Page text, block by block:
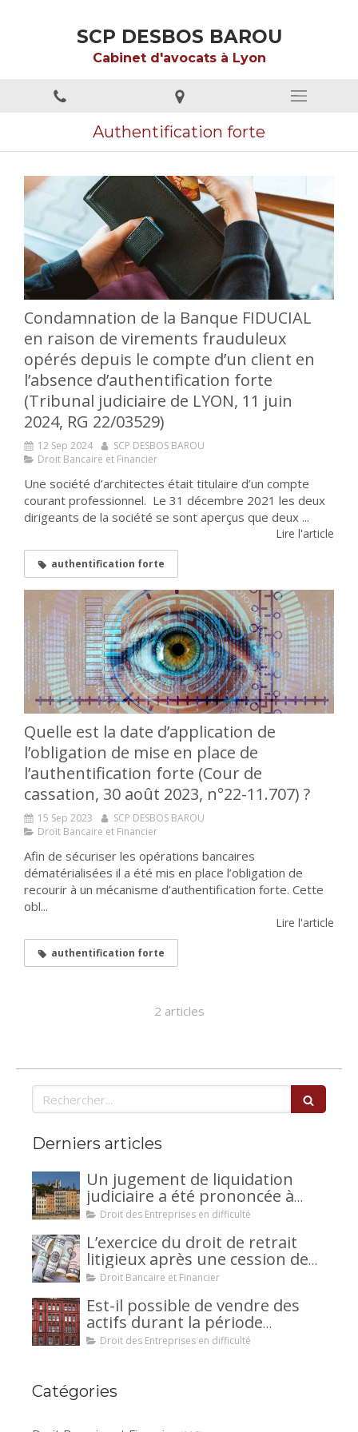
SCP DESBOS BAROU
Cabinet d'avocats à Lyon
Authentification forte
Condamnation de la Banque FIDUCIAL
en raison de virements frauduleux
opérés depuis le compte d’un client en
l’absence d’authentification forte
(Tribunal judiciaire de LYON, 11 juin
2024, RG 22/03529)
12 Sep 2024
SCP DESBOS BAROU
Droit Bancaire et Financier
Une société d’architectes était titulaire d’un compte
courant professionnel. Le 31 décembre 2021 les deux
dirigeants de la société se sont aperçus que deux ...
Lire l'article
authentification forte
Quelle est la date d’application de
l’obligation de mise en place de
l’authentification forte (Cour de
cassation, 30 août 2023, n°22-11.707) ?
15 Sep 2023
SCP DESBOS BAROU
Droit Bancaire et Financier
Afin de sécuriser les opérations bancaires
dématérialisées il a été mis en place l’obligation de
recourir à un mécanisme d’authentification forte. Cette
obl...
Lire l'article
authentification forte
2 articles
Rechercher
Derniers articles
Un jugement de liquidation
judiciaire a été prononcée à
votre encontre : comment
Droit des Entreprises en difficulté
L’exercice du droit de retrait
litigieux après une cession de
créance : un mécanisme
la caution.
Droit Bancaire et Financier
Est-il possible de vendre des
actifs durant la période
d’observation d’un
Droit des Entreprises en difficulté
Catégories